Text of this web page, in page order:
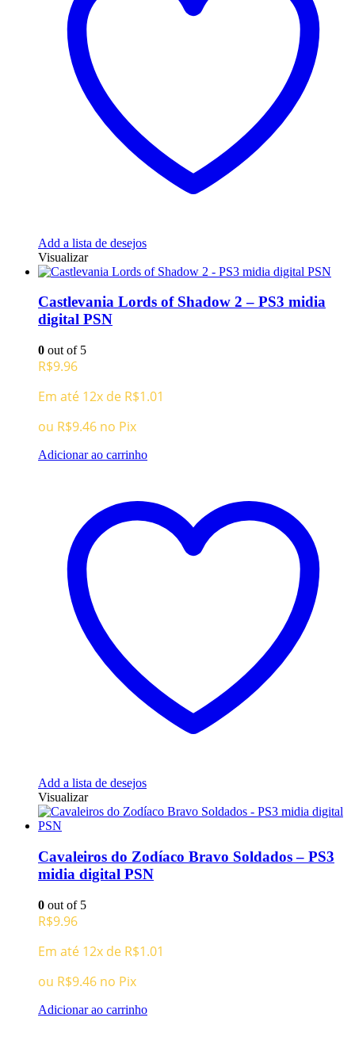
Add a lista de desejos
Visualizar
Castlevania Lords of Shadow 2 – PS3 midia
digital PSN
0 out of 5
R$9.96
Em até 12x de R$1.01
ou R$9.46 no Pix
Adicionar ao carrinho
Add a lista de desejos
Visualizar
Cavaleiros do Zodíaco Bravo Soldados – PS3
midia digital PSN
0 out of 5
R$9.96
Em até 12x de R$1.01
ou R$9.46 no Pix
Adicionar ao carrinho